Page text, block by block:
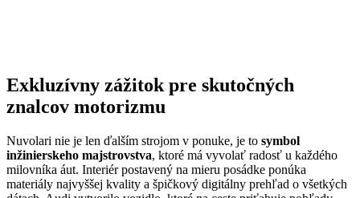
Exkluzívny zážitok pre skutočných
znalcov motorizmu
Nuvolari nie je len ďalším strojom v ponuke, je to symbol
inžinierskeho majstrovstva, ktoré má vyvolať radosť u každého
milovníka áut. Interiér postavený na mieru posádke ponúka
materiály najvyššej kvality a špičkový digitálny prehľad o všetkých